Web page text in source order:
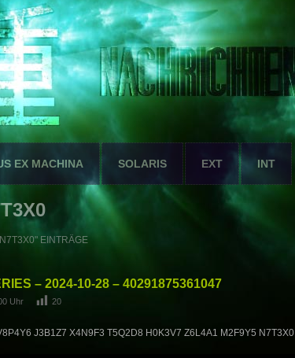
EX MACHINA SOLARIS EXT INT
EINTRÄGE
– 2024-10-28 – 40291875361047
Uhr 20
J3B1Z7 X4N9F3 T5Q2D8 H0K3V7 Z6L4A1 M2F9Y5 N7T3X0